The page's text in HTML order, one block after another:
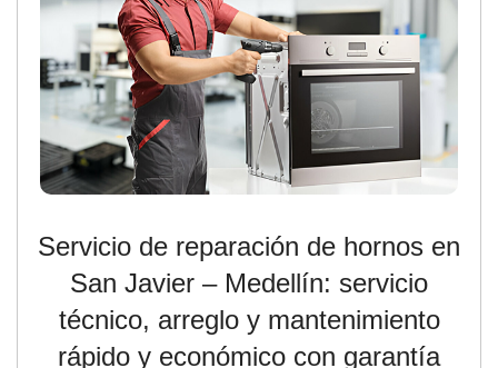
Servicio de reparación de hornos en
San Javier – Medellín: servicio
técnico, arreglo y mantenimiento
rápido y económico con garantía